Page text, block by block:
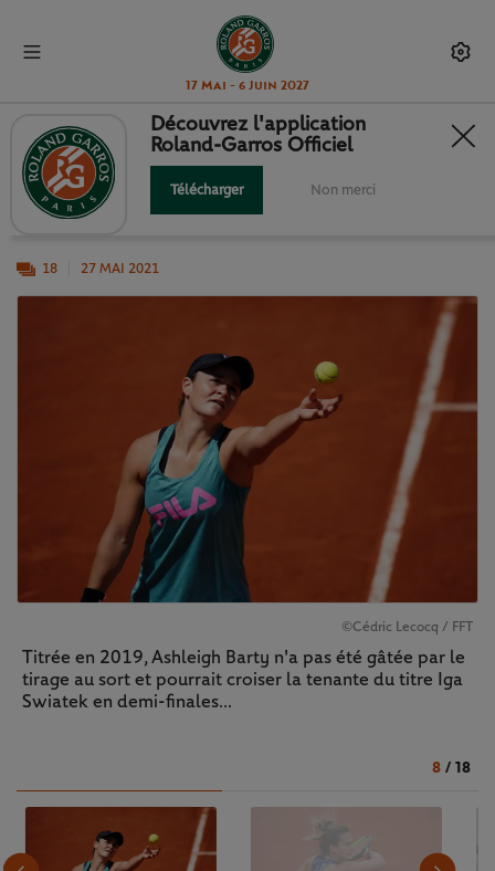
17 Mai - 6 Juin 2027
ILS PRENNENT LEURS MARQUES...
18 27 MAI 2021
©Cédric Lecocq / FFT
Titrée en 2019, Ashleigh Barty n'a pas été gâtée par le
tirage au sort et pourrait croiser la tenante du titre Iga
Swiatek en demi-finales...
8 / 18
Découvrez l'application
Roland-Garros Officiel
Télécharger Non merci